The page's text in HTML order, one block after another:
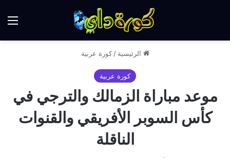
الرئيسية / كورة عربية
كورة عربية
موعد مباراة الزمالك والترجي في
كأس السوبر الأفريقي والقنوات
الناقلة